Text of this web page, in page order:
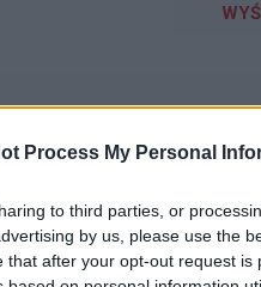
Process My Personal
to third parties, or
by us, please use the
after your opt-out request is
i od 2 dni zwiększyłem dawke
odczytać odstęp QT a